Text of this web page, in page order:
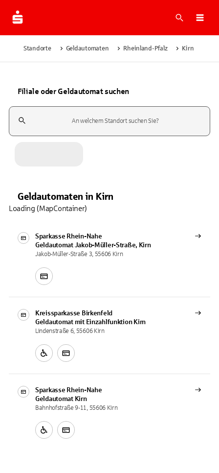
Suche
Standorte Geldautomaten Rheinland-Pfalz Kirn
Filiale oder Geldautomat suchen
Suchfeld
Geldautomaten in Kirn
Sparkasse Rhein-Nahe
Geldautomat Jakob-Müller-Straße, Kirn
Jakob-Müller-Straße 3, 55606 Kirn
Kreissparkasse Birkenfeld
Geldautomat mit Einzahlfunktion Kirn
Lindenstraße 6, 55606 Kirn
Sparkasse Rhein-Nahe
Geldautomat Kirn
Bahnhofstraße 9-11, 55606 Kirn
Loading (MapContainer)